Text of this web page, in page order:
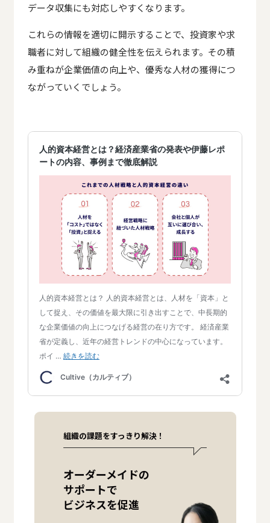
データ収集にも対応しやすくなります。
これらの情報を適切に開示することで、投資家や求
職者に対して組織の健全性を伝えられます。その積
み重ねが企業価値の向上や、優秀な人材の獲得につ
ながっていくでしょう。
組織の課題をすっきり解決！
オーダーメイドの
サポートで
ビジネスを促進